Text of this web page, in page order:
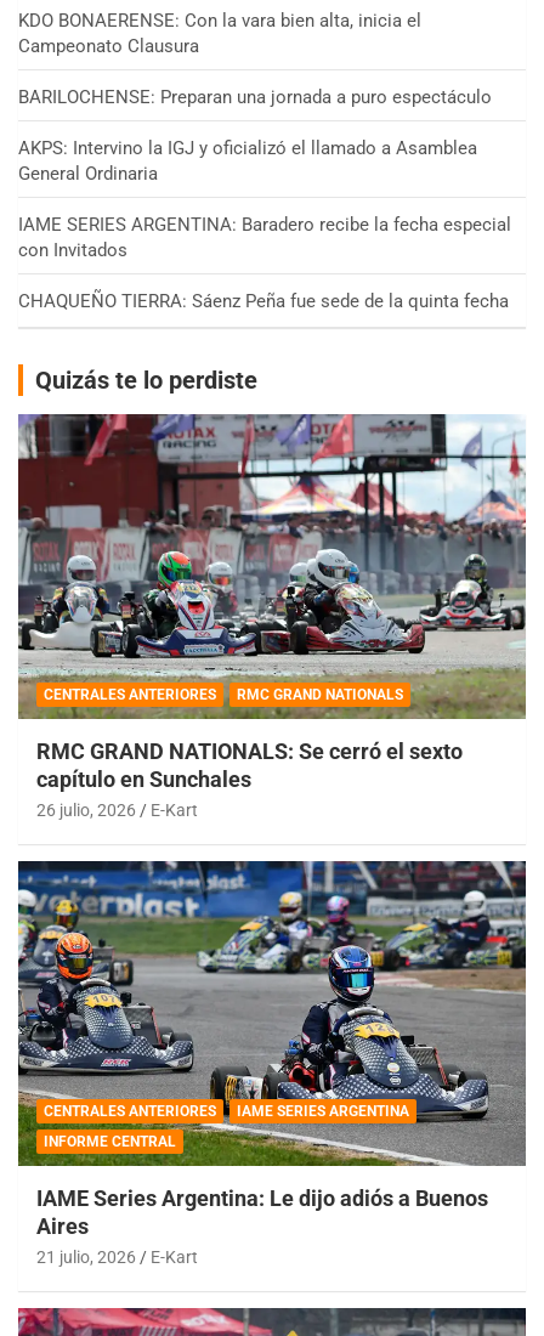
KDO BONAERENSE: Con la vara bien alta, inicia el
Campeonato Clausura
BARILOCHENSE: Preparan una jornada a puro espectáculo
AKPS: Intervino la IGJ y oficializó el llamado a Asamblea
General Ordinaria
IAME SERIES ARGENTINA: Baradero recibe la fecha especial
con Invitados
CHAQUEÑO TIERRA: Sáenz Peña fue sede de la quinta fecha
Quizás te lo perdiste
CENTRALES ANTERIORES RMC GRAND NATIONALS
RMC GRAND NATIONALS: Se cerró el sexto
capítulo en Sunchales
26 julio, 2026 E-Kart
CENTRALES ANTERIORES
IAME SERIES ARGENTINA
INFORME CENTRAL
IAME Series Argentina: Le dijo adiós a Buenos
Aires
21 julio, 2026 E-Kart